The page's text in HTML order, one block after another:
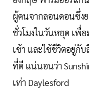
ผู้คนจากลอนดอนซึ่ง
ชั่วโมงในวันหยุด เพื่
เช้า และใช้ชีวิตอยู่กั
ที่ดี แน่นอนว่า
เท่า Daylesford